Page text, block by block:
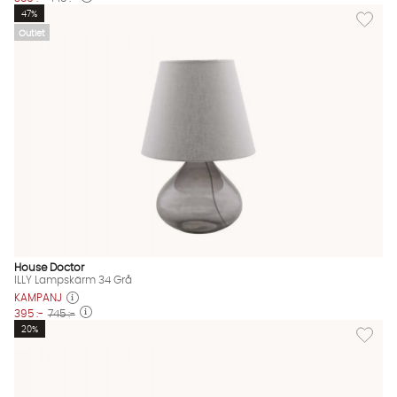
Outlet
Lägg
47%
House Doctor
ILLY Lampskärm 34 Grå
KAMPANJ
395 :- 745 :-
Lägg
20%